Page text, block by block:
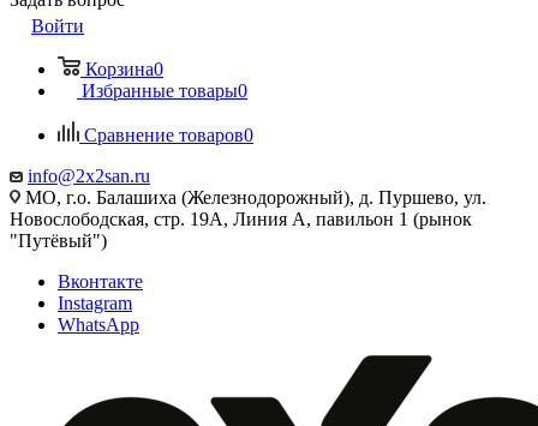
Войти
Корзина0
Избранные товары0
Сравнение товаров0
info@2x2san.ru
МО, г.о. Балашиха (Железнодорожный), д. Пуршево, ул.
Новослободская, стр. 19А, Линия А, павильон 1 (рынок
"Путёвый")
Вконтакте
Instagram
WhatsApp